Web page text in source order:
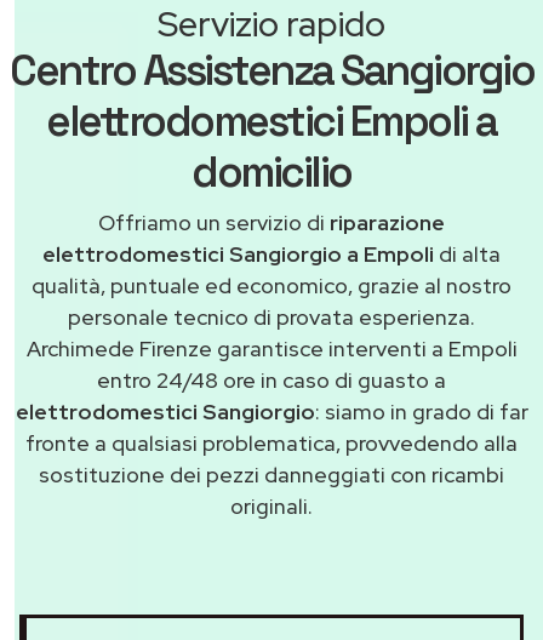
Servizio rapido
Centro Assistenza Sangiorgio
elettrodomestici Empoli a
domicilio
Offriamo un servizio di riparazione
elettrodomestici Sangiorgio a Empoli di alta
qualità, puntuale ed economico, grazie al nostro
personale tecnico di provata esperienza.
Archimede Firenze garantisce interventi a Empoli
entro 24/48 ore in caso di guasto a
elettrodomestici Sangiorgio: siamo in grado di far
fronte a qualsiasi problematica, provvedendo alla
sostituzione dei pezzi danneggiati con ricambi
originali.